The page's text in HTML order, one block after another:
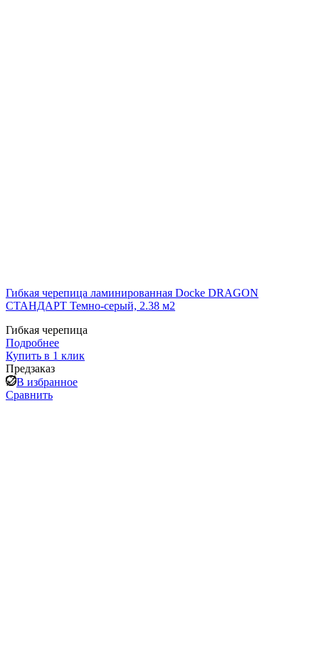
Гибкая черепица ламинированная Docke DRAGON
СТАНДАРТ Темно-серый, 2.38 м2
Гибкая черепица
Подробнее
Купить в 1 клик
Предзаказ
В избранное
Сравнить